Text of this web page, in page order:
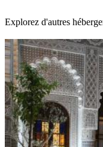
Explorez d'autres